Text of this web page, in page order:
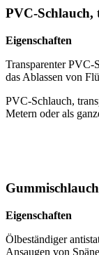
PVC-Schlauch,
Eigenschaften
Transparenter PVC-
das Ablassen von
PVC-Schlauch,
Metern oder als
Eigenschaften
Ölbeständiger
Ansaugen von